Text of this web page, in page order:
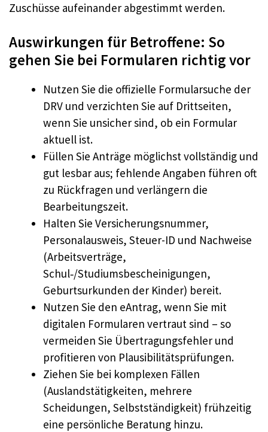
Zuschüsse aufeinander abgestimmt werden.
Auswirkungen für Betroffene: So
gehen Sie bei Formularen richtig vor
Nutzen Sie die offizielle Formularsuche der
DRV und verzichten Sie auf Drittseiten,
wenn Sie unsicher sind, ob ein Formular
aktuell ist.
Füllen Sie Anträge möglichst vollständig und
gut lesbar aus; fehlende Angaben führen oft
zu Rückfragen und verlängern die
Bearbeitungszeit.
Halten Sie Versicherungsnummer,
Personalausweis, Steuer-ID und Nachweise
(Arbeitsverträge,
Schul‑/Studiumsbescheinigungen,
Geburtsurkunden der Kinder) bereit.
Nutzen Sie den eAntrag, wenn Sie mit
digitalen Formularen vertraut sind – so
vermeiden Sie Übertragungsfehler und
profitieren von Plausibilitätsprüfungen.
Ziehen Sie bei komplexen Fällen
(Auslandstätigkeiten, mehrere
Scheidungen, Selbstständigkeit) frühzeitig
eine persönliche Beratung hinzu.